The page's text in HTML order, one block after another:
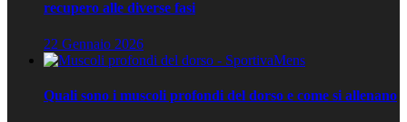
recupero alle diverse fasi
22 Gennaio 2026
Quali sono i muscoli profondi del dorso e come si allenano